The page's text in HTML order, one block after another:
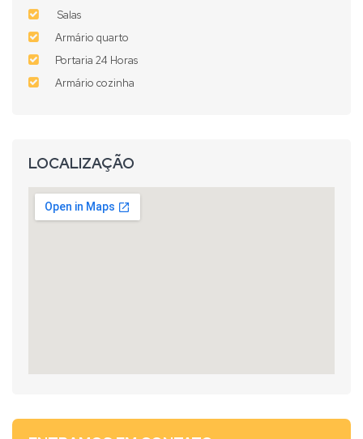
Salas
Armário quarto
Portaria 24 Horas
Armário cozinha
LOCALIZAÇÃO